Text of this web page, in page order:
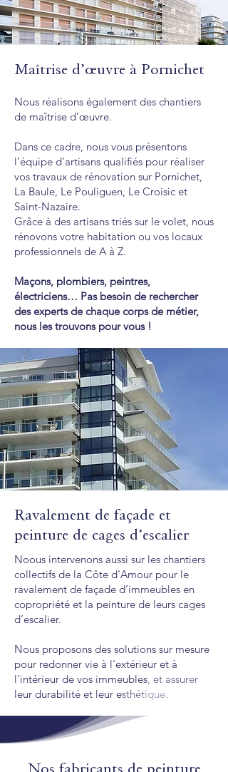
Maîtrise d’œuvre à Pornichet
Nous réalisons également des chantiers
de maîtrise d’œuvre.
Dans ce cadre, nous vous présentons
l’équipe d’artisans qualifiés pour réaliser
vos travaux de rénovation sur Pornichet,
La Baule, Le Pouliguen, Le Croisic et
Saint-Nazaire.
Grâce à des artisans triés sur le volet, nous
rénovons votre habitation ou vos locaux
professionnels de A à Z.
Maçons, plombiers, peintres,
électriciens… Pas besoin de rechercher
des experts de chaque corps de métier,
nous les trouvons pour vous !
Ravalement de façade et
peinture de cages d’escalier
Noous intervenons aussi sur les chantiers
collectifs de la Côte d'Amour pour le
ravalement de façade d’immeubles en
copropriété et la peinture de leurs cages
d’escalier.
Nous proposons des solutions sur mesure
pour redonner vie à l'extérieur et à
l'intérieur de vos immeubles, et assurer
leur durabilité et leur esthétique.
Nos fabricants de peinture